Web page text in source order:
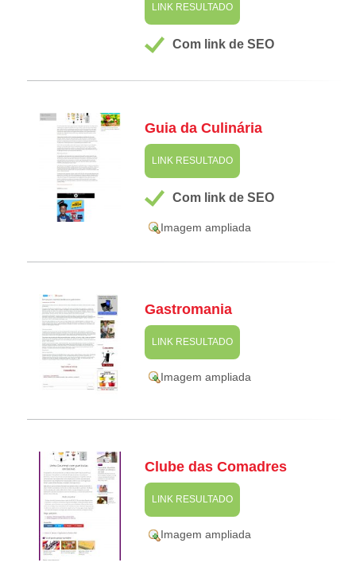
LINK RESULTADO
Com link de SEO
Guia da Culinária
LINK RESULTADO
Com link de SEO
Imagem ampliada
Gastromania
LINK RESULTADO
Imagem ampliada
Clube das Comadres
LINK RESULTADO
Imagem ampliada